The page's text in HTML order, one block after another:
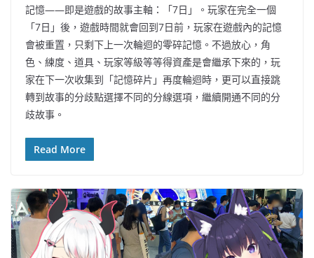
記憶——即是遊戲的故事主軸：「7日」。玩家在完全一個
「7日」後，遊戲時間就會回到7日前，玩家在遊戲內的記憶
會被重置，只剩下上一次輪迴的零碎記憶。不過放心，角
色、練度、道具、玩家等級等等得資產是會繼承下來的，玩
家在下一次收集到「記憶碎片」再度輪迴時，更可以直接跳
轉到故事的分歧點選擇不同的分線選項，繼續開通不同的分
歧故事。
Read More